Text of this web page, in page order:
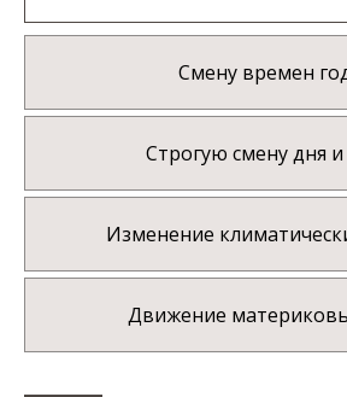
Смену времен
Строгую смену дня
Изменение
Движение